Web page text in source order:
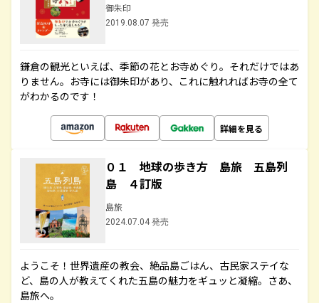
御朱印
2019.08.07 発売
鎌倉の観光といえば、季節の花とお寺めぐり。それだけではあ
りません。お寺には御朱印があり、これに触れればお寺の全て
がわかるのです！
詳細を見る
０１ 地球の歩き方 島旅 五島列
島 ４訂版
島旅
2024.07.04 発売
ようこそ！世界遺産の教会、絶品島ごはん、古民家ステイな
ど、島の人が教えてくれた五島の魅力をギュッと凝縮。さあ、
島旅へ。